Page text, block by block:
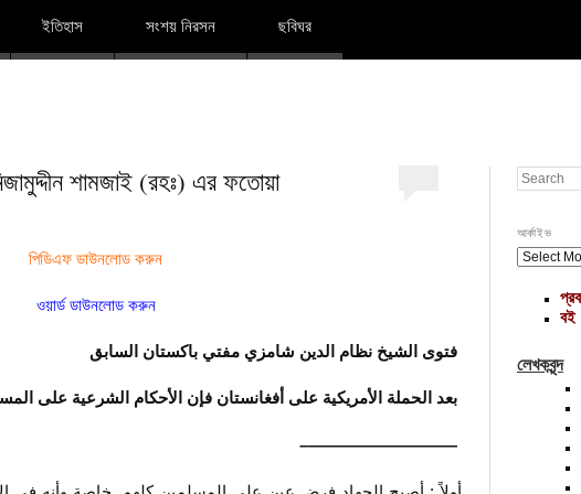
দারুল ইলম
ইতিহাস সংশয় নিরসন ছবিঘর
শামজাই (রহঃ) এর ফতোয়া
পিডিএফ ডাউনলোড করুন
ওয়ার্ড ডাউনলোড করুন
فتوى الشيخ نظام الدين شامزي مفتي باكستان السابق
بعد الحملة الأمريكية على أفغانستان فإن الأحكام الشرعية على
—————————–
Search
আর্কাইভ
আর্কাইভ
বই
লেখকবৃন্দ